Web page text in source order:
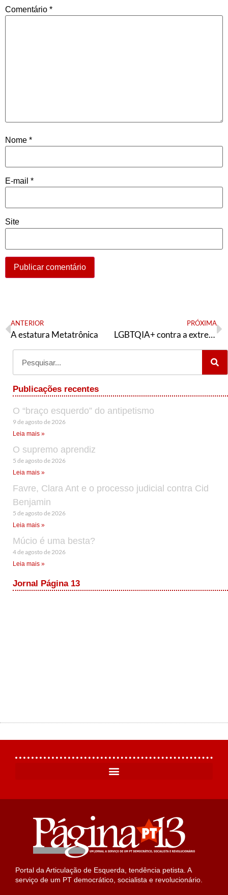
Comentário *
Nome *
E-mail *
Site
ANTERIOR
A estatura Metatrônica
PRÓXIMA
LGBTQIA+ contra a extrema-direita
Publicações recentes
O “braço esquerdo” do antipetismo
9 de agosto de 2026
Leia mais »
O supremo aprendiz
5 de agosto de 2026
Leia mais »
Favre, Clara Ant e o processo judicial contra Cid
Benjamin
5 de agosto de 2026
Leia mais »
Múcio é uma besta?
4 de agosto de 2026
Leia mais »
Jornal Página 13
Portal da Articulação de Esquerda, tendência petista. A
serviço de um PT democrático, socialista e revolucionário.